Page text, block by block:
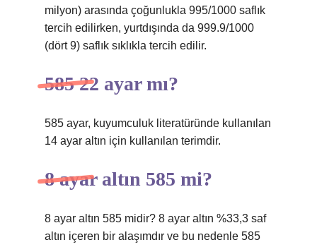
milyon) arasında çoğunlukla 995/1000 saflık
tercih edilirken, yurtdışında da 999.9/1000
(dört 9) saflık sıklıkla tercih edilir.
585 22 ayar mı?
585 ayar, kuyumculuk literatüründe kullanılan
14 ayar altın için kullanılan terimdir.
8 ayar altın 585 mi?
8 ayar altın 585 midir? 8 ayar altın %33,3 saf
altın içeren bir alaşımdır ve bu nedenle 585